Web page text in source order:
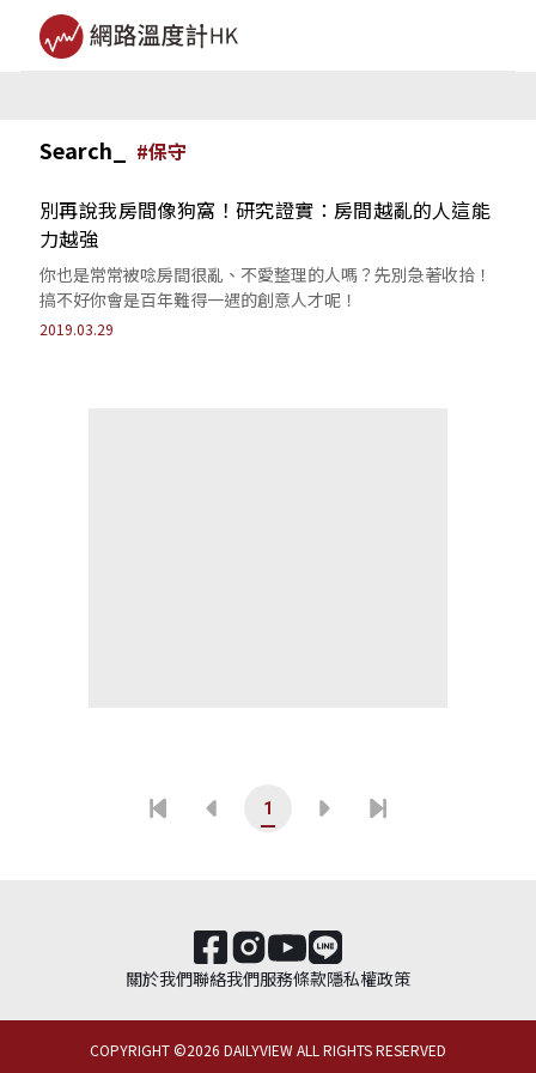
Search_ #保守
別再說我房間像狗窩！研究證實：房間越亂的人這能
力越強
你也是常常被唸房間很亂、不愛整理的人嗎？先別急著收拾！
搞不好你會是百年難得一遇的創意人才呢！
2019.03.29
1
關於我們聯絡我們服務條款隱私權政策
COPYRIGHT ©2026 DAILYVIEW ALL RIGHTS RESERVED